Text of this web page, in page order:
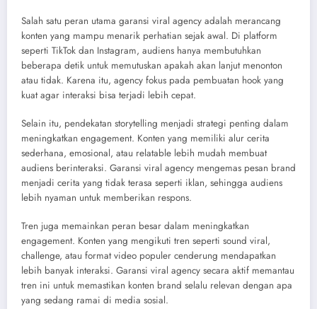
Salah satu peran utama garansi viral agency adalah merancang
konten yang mampu menarik perhatian sejak awal. Di platform
seperti TikTok dan Instagram, audiens hanya membutuhkan
beberapa detik untuk memutuskan apakah akan lanjut menonton
atau tidak. Karena itu, agency fokus pada pembuatan hook yang
kuat agar interaksi bisa terjadi lebih cepat.
Selain itu, pendekatan storytelling menjadi strategi penting dalam
meningkatkan engagement. Konten yang memiliki alur cerita
sederhana, emosional, atau relatable lebih mudah membuat
audiens berinteraksi. Garansi viral agency mengemas pesan brand
menjadi cerita yang tidak terasa seperti iklan, sehingga audiens
lebih nyaman untuk memberikan respons.
Tren juga memainkan peran besar dalam meningkatkan
engagement. Konten yang mengikuti tren seperti sound viral,
challenge, atau format video populer cenderung mendapatkan
lebih banyak interaksi. Garansi viral agency secara aktif memantau
tren ini untuk memastikan konten brand selalu relevan dengan apa
yang sedang ramai di media sosial.